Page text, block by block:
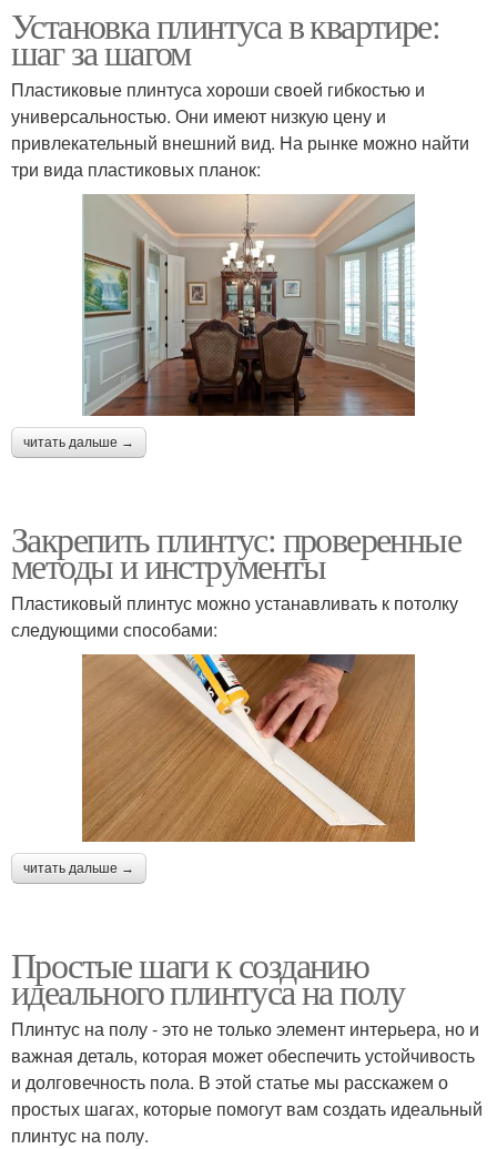
Установка плинтуса в квартире:
шаг за шагом
Пластиковые плинтуса хороши своей гибкостью и
универсальностью. Они имеют низкую цену и
привлекательный внешний вид. На рынке можно найти
три вида пластиковых планок:
читать дальше →
Закрепить плинтус: проверенные
методы и инструменты
Пластиковый плинтус можно устанавливать к потолку
следующими способами:
читать дальше →
Простые шаги к созданию
идеального плинтуса на полу
Плинтус на полу - это не только элемент интерьера, но и
важная деталь, которая может обеспечить устойчивость
и долговечность пола. В этой статье мы расскажем о
простых шагах, которые помогут вам создать идеальный
плинтус на полу.